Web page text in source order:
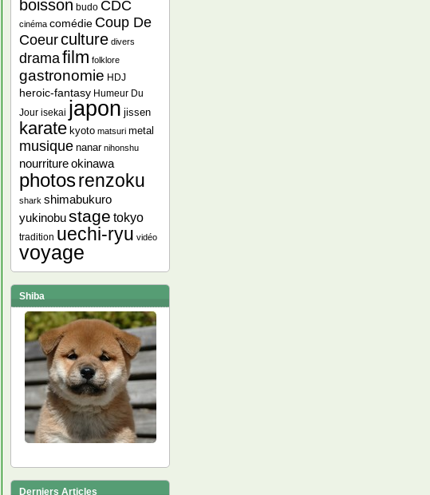
boisson budo CDC
cinéma comédie Coup De
Coeurculture divers
dramafilm folklore
gastronomie HDJ
heroic-fantasy Humeur Du
Jour isekai japon jissen
karate kyoto matsuri metal
musique nanar nihonshu
nourriture okinawa
photosrenzoku
shark shimabukuro
yukinobu stage tokyo
tradition uechi-ryu vidéo
voyage
Shiba
Derniers Articles